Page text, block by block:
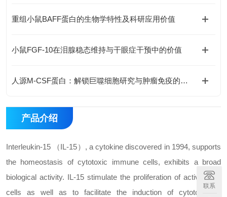
重组小鼠BAFF蛋白的生物学特性及科研应用价值
小鼠FGF-10在泪腺稳态维持与干眼症干预中的价值
人源M-CSF蛋白：解锁巨噬细胞研究与肿瘤免疫的科研密钥
产品介绍
Interleukin-15 （IL-15）, a cytokine discovered in 1994, supports
the homeostasis of cytotoxic immune cells, exhibits a broad
biological activity. IL-15 stimulate the proliferation of activated T
cells as well as to facilitate the induction of cytotoxic T-
联系